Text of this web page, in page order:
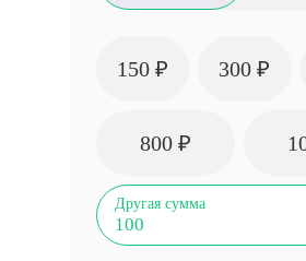
150 ₽ 300 ₽
800 ₽
Другая сумма